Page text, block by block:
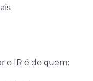
o IR é de quem: